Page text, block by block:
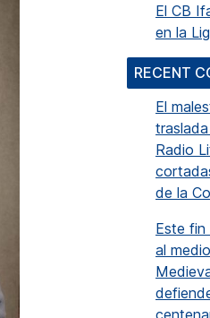
El CB
en la
RECENT
El
Radio
de la
Este fin
al